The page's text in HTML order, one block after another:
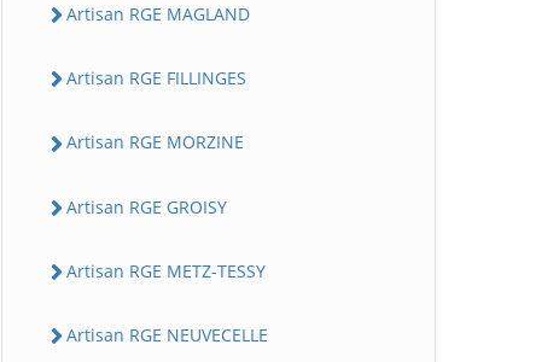
Artisan RGE MAGLAND
Artisan RGE FILLINGES
Artisan RGE MORZINE
Artisan RGE GROISY
Artisan RGE METZ-TESSY
Artisan RGE NEUVECELLE